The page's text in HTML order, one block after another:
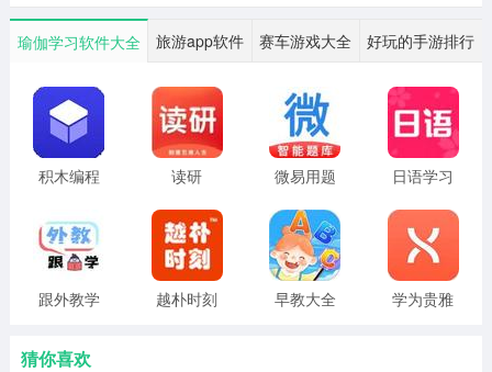
2、选择和 “更衣室”的按钮；
瑜伽学习软件大全 旅游app软件 赛车游戏大全 好玩的手游排行
积木编程 读研
微易用题
日语学习
跟外教学 越朴时刻 早教大全
学为贵雅
猜你喜欢